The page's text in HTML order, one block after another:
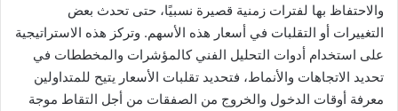
والاحتفاظ بها لفترات زمنية قصيرة نسبيًا، حتى تحدث بعض
التغييرات أو التقلبات في أسعار هذه الأسهم. وتركز هذه الاستراتيجية
على استخدام أدوات التحليل الفني كالمؤشرات والمخططات في
تحديد الاتجاهات والأنماط، فتحديد تقلبات الأسعار يتيح للمتداولين
معرفة أوقات الدخول والخروج من الصفقات من أجل التقاط موجة